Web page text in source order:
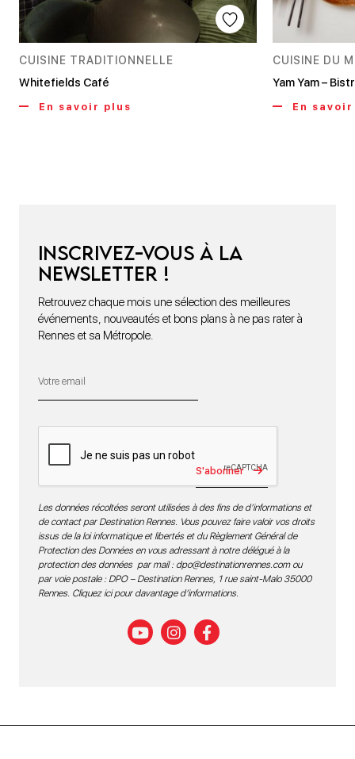
CUISINE TRADITIONNELLE
Whitefields Café
En savoir plus
CUISINE DU
Yam Yam –
En
Inscrivez-vous à la
newsletter !
Retrouvez chaque mois une sélection des meilleures
événements, nouveautés et bons plans à ne pas rater à
Rennes et sa Métropole.
S'abonner
Les données récoltées seront utilisées à des fins de d’informations et
de contact par Destination Rennes. Vous pouvez faire valoir vos droits
issus de la loi informatique et libertés et du Règlement Général de
Protection des Données en vous adressant à notre délégué à la
protection des données par mail : dpo@destinationrennes.comou
par voie postale : DPO – Destination Rennes, 1 rue saint-Malo 35000
Rennes. Cliquez ici pour davantage d’informations.